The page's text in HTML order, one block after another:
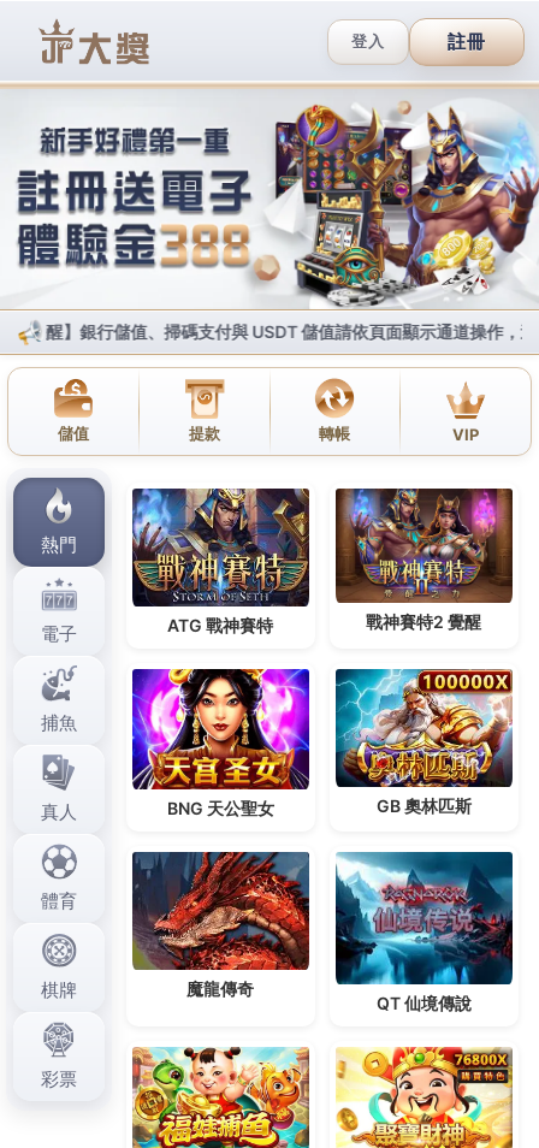
撥打服務專線 網站地圖
JP大獎娛樂城
下載註冊送體驗金
台灣專屬優惠
大獎網頁直接玩
賺大獎攻略